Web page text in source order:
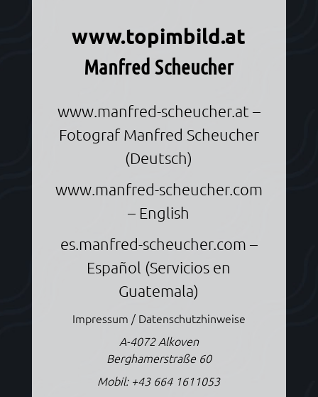
www.topimbild.at
Manfred Scheucher
www.manfred-scheucher.at –
Fotograf Manfred Scheucher
(Deutsch)
www.manfred-scheucher.com
– English
es.manfred-scheucher.com –
Español (Servicios en
Guatemala)
Impressum / Datenschutzhinweise
A-4072 Alkoven
Berghamerstraße 60
Mobil: +43 664 1611053